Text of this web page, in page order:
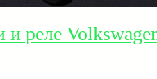
и реле